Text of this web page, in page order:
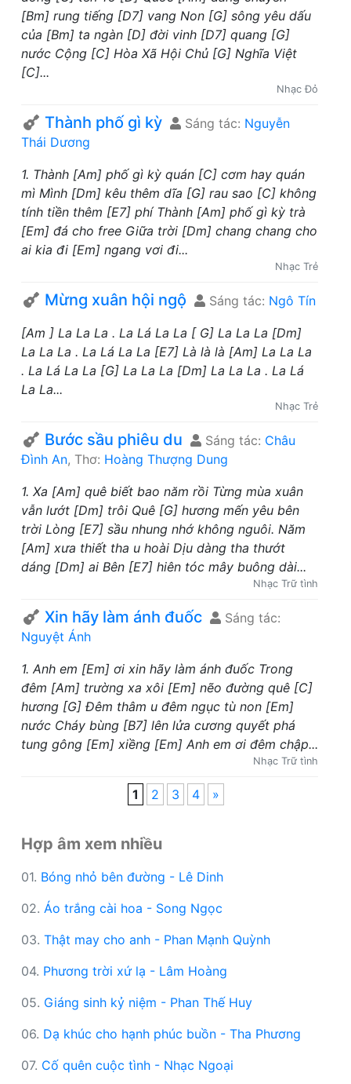
[Bm] rung tiếng [D7] vang Non [G] sông yêu dấu
của [Bm] ta ngàn [D] đời vinh [D7] quang [G]
nước Cộng [C] Hòa Xã Hội Chủ [G] Nghĩa Việt
[C]...
Nhạc Đỏ
Thành phố gì kỳ Sáng tác: Nguyễn
Thái Dương
1. Thành [Am] phố gì kỳ quán [C] cơm hay quán
mì Mình [Dm] kêu thêm dĩa [G] rau sao [C] không
tính tiền thêm [E7] phí Thành [Am] phố gì kỳ trà
[Em] đá cho free Giữa trời [Dm] chang chang cho
ai kia đi [Em] ngang vơi đi...
Nhạc Trẻ
Mừng xuân hội ngộ Sáng tác: Ngô Tín
[Am ] La La La . La Lá La La [ G] La La La [Dm]
La La La . La Lá La La [E7] Là là là [Am] La La La
. La Lá La La [G] La La La [Dm] La La La . La Lá
La La...
Nhạc Trẻ
Bước sầu phiêu du Sáng tác: Châu
Đình An, Thơ: Hoàng Thượng Dung
1. Xa [Am] quê biết bao năm rồi Từng mùa xuân
vẫn lướt [Dm] trôi Quê [G] hương mến yêu bên
trời Lòng [E7] sầu nhung nhớ không nguôi. Năm
[Am] xưa thiết tha u hoài Dịu dàng tha thướt
dáng [Dm] ai Bên [E7] hiên tóc mây buông dài...
Nhạc Trữ tình
Xin hãy làm ánh đuốc
Sáng tác:
Nguyệt Ánh
1. Anh em [Em] ơi xin hãy làm ánh đuốc Trong
đêm [Am] trường xa xôi [Em] nẽo đường quê [C]
hương [G] Đêm thâm u đêm ngục tù non [Em]
nước Cháy bùng [B7] lên lửa cương quyết phá
tung gông [Em] xiềng [Em] Anh em ơi đêm chập...
Nhạc Trữ tình
1 2 3 4 »
Hợp âm xem nhiều
01. Bóng nhỏ bên đường - Lê Dinh
02. Áo trắng cài hoa - Song Ngọc
03. Thật may cho anh - Phan Mạnh Quỳnh
04. Phương trời xứ lạ - Lâm Hoàng
05. Giáng sinh kỷ niệm - Phan Thế Huy
06. Dạ khúc cho hạnh phúc buồn - Tha Phương
07. Cố quên cuộc tình - Nhạc Ngoại